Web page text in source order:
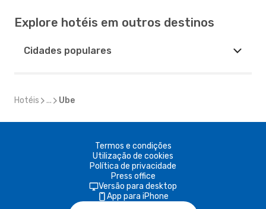
Explore hotéis em outros destinos
Cidades populares
Hotéis ... Ube
Termos e condições
Utilização de cookies
Política de privacidade
Press office
Versão para desktop
App para iPhone